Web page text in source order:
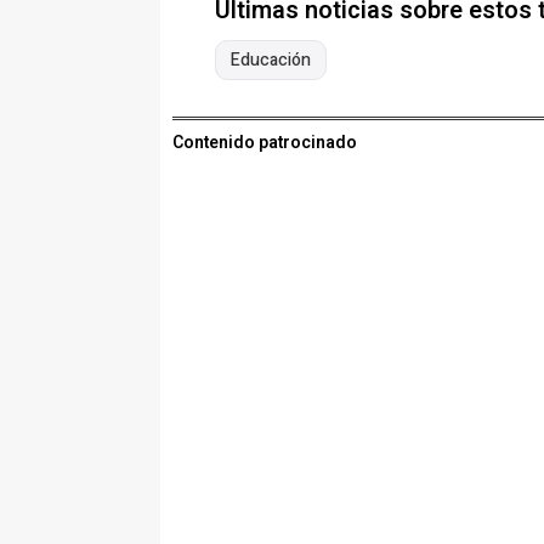
Últimas noticias sobre estos
Educación
Contenido patrocinado